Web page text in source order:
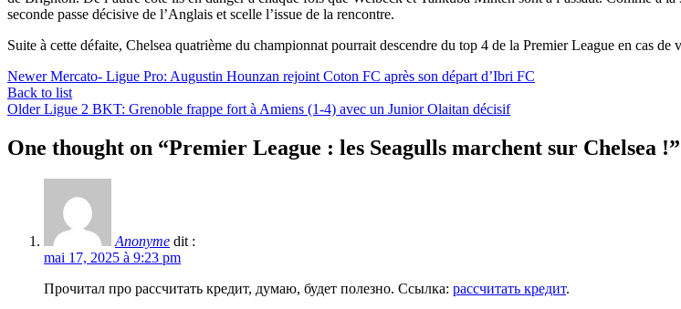
seconde passe décisive de l’Anglais et scelle l’issue de la rencontre.
Suite à cette défaite, Chelsea quatrième du championnat pourrait descendre du top 4 de la Premier League en cas
Newer Mercato- Ligue Pro: Augustin Hounzan rejoint Coton FC après son départ d’Ibri FC
Back to list
Older Ligue 2 BKT: Grenoble frappe fort à Amiens (1-4) avec un Junior Olaitan décisif
One thought on “Premier League : les Seagulls marchent sur Chelsea !”
Anonyme dit :
mai 17, 2025 à 9:23 pm
Прочитал про рассчитать кредит, думаю, будет полезно. Ссылка: рассчитать кредит.